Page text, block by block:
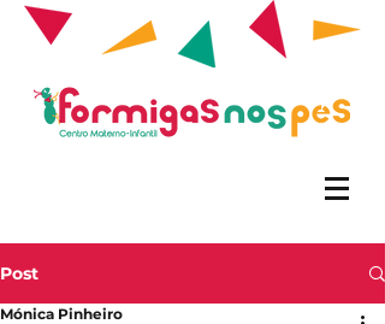
Post
Mónica Pinheiro